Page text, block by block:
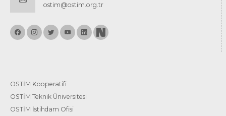
ostim@ostim.org.tr
OSTİM Kooperatifi
OSTİM Teknik Üniversitesi
OSTİM İstihdam Ofisi